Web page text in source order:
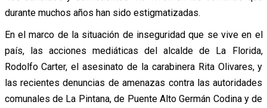
durante muchos años han sido estigmatizadas.
En el marco de la situación de inseguridad que se vive en el
país, las acciones mediáticas del alcalde de La Florida,
Rodolfo Carter, el asesinato de la carabinera Rita Olivares, y
las recientes denuncias de amenazas contra las autoridades
comunales de La Pintana, de Puente Alto Germán Codina y de